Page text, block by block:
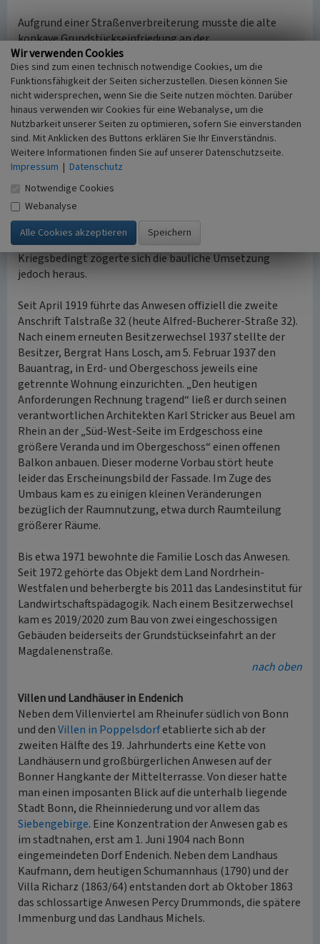
Aufgrund einer Straßenverbreiterung musste die alte
konkave Grundstückseinfriedung an der
Magdalenenstraße im Frühjahr 1915 durch eine parallel
zur Straßenflucht verlaufende, über 3,5 Meter hohe Mauer
mit zweiflügeligem schmiedeeisernen Gittertor ersetzt
werden. Nach längerem Briefwechsel 1914/15 verbot die
Baupolizeibehörde auf Anordnung des
Regierungspräsidenten in Köln am 5. November 1915 die
Einrichtung je einer Wohnung im Dachgeschoss und im
Keller, genehmigte jedoch die Umgestaltung der
baulich getrennte Räumen zu Schlaf- und Wohnzwecken
für eine alleinstehe Person, den Gärtner. Die behördliche
Auflage verlangte die Verköstigung des Gärtners gleich
dem übrigen Hauspersonal in der Hausküche.
Kriegsbedingt zögerte sich die bauliche Umsetzung
jedoch heraus.
Seit April 1919 führte das Anwesen offiziell die zweite
Anschrift Talstraße 32 (heute Alfred-Bucherer-Straße 32).
Nach einem erneuten Besitzerwechsel 1937 stellte der
Besitzer, Bergrat Hans Losch, am 5. Februar 1937 den
Bauantrag, in Erd- und Obergeschoss jeweils eine
getrennte Wohnung einzurichten. „Den heutigen
Anforderungen Rechnung tragend“ ließ er durch seinen
verantwortlichen Architekten Karl Stricker aus Beuel am
Rhein an der „Süd-West-Seite im Erdgeschoss eine
größere Veranda und im Obergeschoss“ einen offenen
Balkon anbauen. Dieser moderne Vorbau stört heute
leider das Erscheinungsbild der Fassade. Im Zuge des
Umbaus kam es zu einigen kleinen Veränderungen
bezüglich der Raumnutzung, etwa durch Raumteilung
größerer Räume.
Bis etwa 1971 bewohnte die Familie Losch das Anwesen.
Seit 1972 gehörte das Objekt dem Land Nordrhein-
Westfalen und beherbergte bis 2011 das Landesinstitut für
Landwirtschaftspädagogik. Nach einem Besitzerwechsel
kam es 2019/2020 zum Bau von zwei eingeschossigen
Gebäuden beiderseits der Grundstückseinfahrt an der
Magdalenenstraße.
nach oben
Villen und Landhäuser in Endenich
Neben dem Villenviertel am Rheinufer südlich von Bonn
und denVillen in Poppelsdorfetablierte sich ab der
zweiten Hälfte des 19. Jahrhunderts eine Kette von
Landhäusern und großbürgerlichen Anwesen auf der
Bonner Hangkante der Mittelterrasse. Von dieser hatte
man einen imposanten Blick auf die unterhalb liegende
Stadt Bonn, die Rheinniederung und vor allem das
Siebengebirge. Eine Konzentration der Anwesen gab es
im stadtnahen, erst am 1. Juni 1904 nach Bonn
eingemeindeten Dorf Endenich. Neben dem Landhaus
Kaufmann, dem heutigen Schumannhaus (1790) und der
Villa Richarz (1863/64) entstanden dort ab Oktober 1863
das schlossartige Anwesen Percy Drummonds, die spätere
Immenburg und das Landhaus Michels.
Wir verwenden Cookies
Dies sind zum einen technisch notwendige Cookies, um die
Funktionsfähigkeit der Seiten sicherzustellen. Diesen können Sie
nicht widersprechen, wenn Sie die Seite nutzen möchten. Darüber
hinaus verwenden wir Cookies für eine Webanalyse, um die
Nutzbarkeit unserer Seiten zu optimieren, sofern Sie einverstanden
sind. Mit Anklicken des Buttons erklären Sie Ihr Einverständnis.
Weitere Informationen finden Sie auf unserer Datenschutzseite.
Impressum | Datenschutz
Notwendige Cookies
Webanalyse